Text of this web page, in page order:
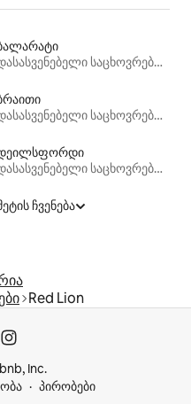
დასასვენებელი საცხოვრებლები
დასასვენებელი საცხოვრებლები
დასასვენებელი საცხოვრებლები
ჩვენება
Red Lion
Inc.
პირობები